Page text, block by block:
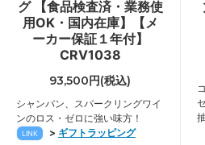
グ 【食品検査済・業務使
用OK・国内在庫】【メ
ーカー保証１年付】
CRV1038
93,500円(税込)
シャンパン、スパークリングワイ
ンのロス・ゼロに強い味方！
LINK > ギフトラッピング